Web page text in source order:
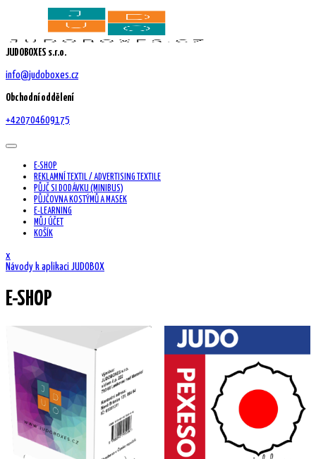
JUDOBOXES s.r.o.
info@judoboxes.cz
Obchodní oddělení
+420704609175
E-SHOP
REKLAMNÍ TEXTIL / ADVERTISING TEXTILE
PŮJČ SI DODÁVKU (MINIBUS)
PŮJČOVNA KOSTÝMŮ A MASEK
E-LEARNING
MŮJ ÚČET
KOŠÍK
x
Menu
Návody k aplikaci JUDOBOX
E-SHOP